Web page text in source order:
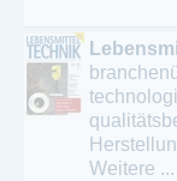
Weitere ...